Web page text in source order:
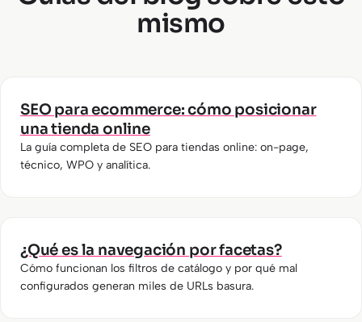
pero requiere presupuesto. Lo más importante es que
la plataforma esté bien configurada, no cuál sea.
budget no cubre tu catálogo completo, necesitas una
pagado, ingresos por categoría, posiciones por
keyword transaccional, conversiones asistidas por
mismo
SEO para ecommerce: cómo posicionar
una tienda online
La guía completa de SEO para tiendas online: on-page,
técnico, WPO y analítica.
¿Qué es la navegación por facetas?
Cómo funcionan los filtros de catálogo y por qué mal
configurados generan miles de URLs basura.